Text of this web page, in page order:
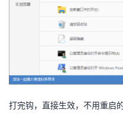
打完钩，直接生效，不用重启的